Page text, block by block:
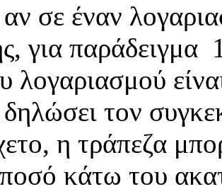
σε έναν
για παράδειγμα
λογαριασμού
δηλώσει τον
η τράπεζα
κάτω του